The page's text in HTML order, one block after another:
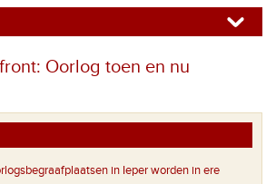
Oorlog toen en nu
in Ieper worden in ere